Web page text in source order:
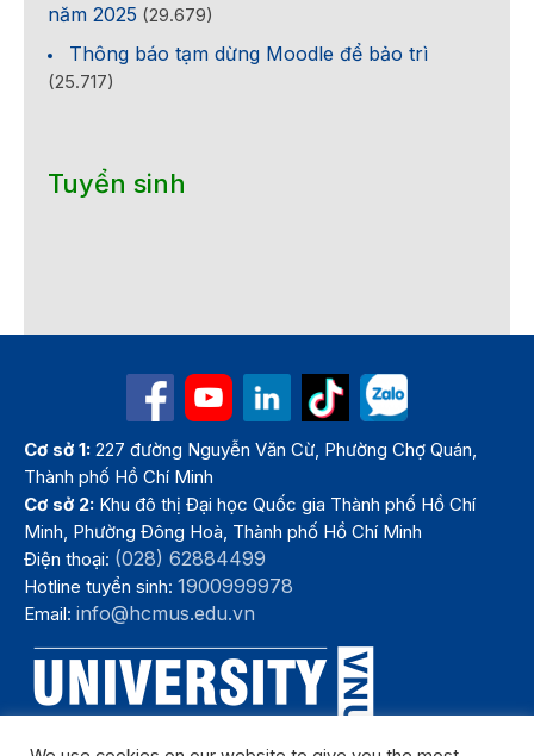
năm 2025 (29.679)
Thông báo tạm dừng Moodle để bảo trì
(25.717)
Tuyển sinh
Cơ sở 1: 227 đường Nguyễn Văn Cừ, Phường Chợ Quán,
Thành phố Hồ Chí Minh
Cơ sở 2: Khu đô thị Đại học Quốc gia Thành phố Hồ Chí
Minh, Phường Đông Hoà, Thành phố Hồ Chí Minh
Điện thoại: (028) 62884499
Hotline tuyển sinh:1900999978
Email:info@hcmus.edu.vn